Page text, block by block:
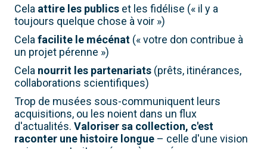
Cela attire les publics et les fidélise (« il y a
toujours quelque chose à voir »)
Cela facilite le mécénat (« votre don contribue à
un projet pérenne »)
Cela nourrit les partenariats (prêts, itinérances,
collaborations scientifiques)
Trop de musées sous-communiquent leurs
acquisitions, ou les noient dans un flux
d'actualités. Valoriser sa collection, c'est
raconter une histoire longue – celle d'une vision